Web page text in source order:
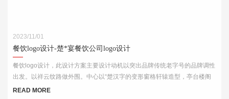
2023/11/01
餐饮logo设计-楚*宴餐饮公司logo设计
餐饮logo设计，此设计方案主要设计动机以突出品牌传统老字号的品牌调性
出发。以祥云纹路做外围。中心以“楚汉字的变形窗格轩辕造型，亭台楼阁
酒肆的视觉印象，链接企业的行业特征
READ MORE